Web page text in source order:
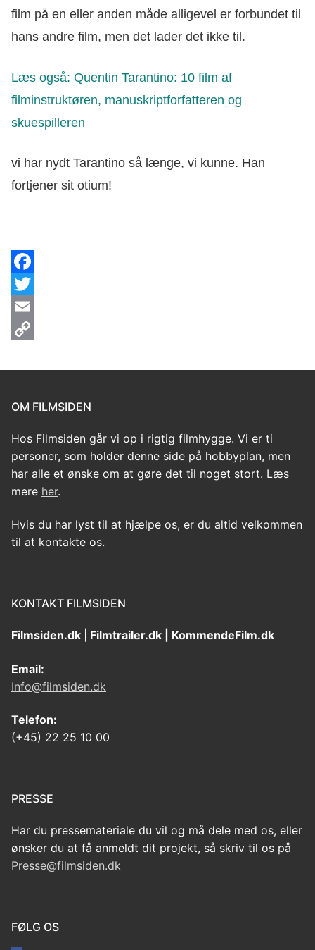
film på en eller anden måde alligevel er forbundet til
hans andre film, men det lader det ikke til.
Læs også: Quentin Tarantino: 10 film af
filminstruktøren, manuskriptforfatteren og
skuespilleren
vi har nydt Tarantino så længe, vi kunne. Han
fortjener sit otium!
Facebook
Twitter
Email
Link
OM FILMSIDEN
Hos Filmsiden går vi op i rigtig filmhygge. Vi er ti
personer, som holder denne side på hobbyplan, men
har alle et ønske om at gøre det til noget stort. Læs
mere her.
Hvis du har lyst til at hjælpe os, er du altid velkommen
til at kontakte os.
KONTAKT FILMSIDEN
Filmsiden.dk Filmtrailer.dk | KommendeFilm.dk
Email:
Info@filmsiden.dk
Telefon:
(+45) 22 25 10 00
PRESSE
Har du pressemateriale du vil og må dele med os, eller
ønsker du at få anmeldt dit projekt, så skriv til os på
Presse@filmsiden.dk
FØLG OS